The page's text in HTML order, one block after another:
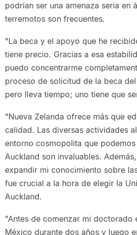
podrían ser una amenaza seria en
terremotos son frecuentes.
"La beca y el apoyo que he
tiene precio. Gracias a esa
puedo concentrarme
proceso de solicitud de la beca
pero lleva tiempo; uno tiene que
"Nueva Zelanda ofrece más que
calidad. Las diversas actividades
entorno cosmopolita que
Auckland son invaluables.
expandir mi conocimiento sobre
fue crucial a la hora de elegir la
Auckland.
"Antes de comenzar mi doctorado
México durante dos años y luego